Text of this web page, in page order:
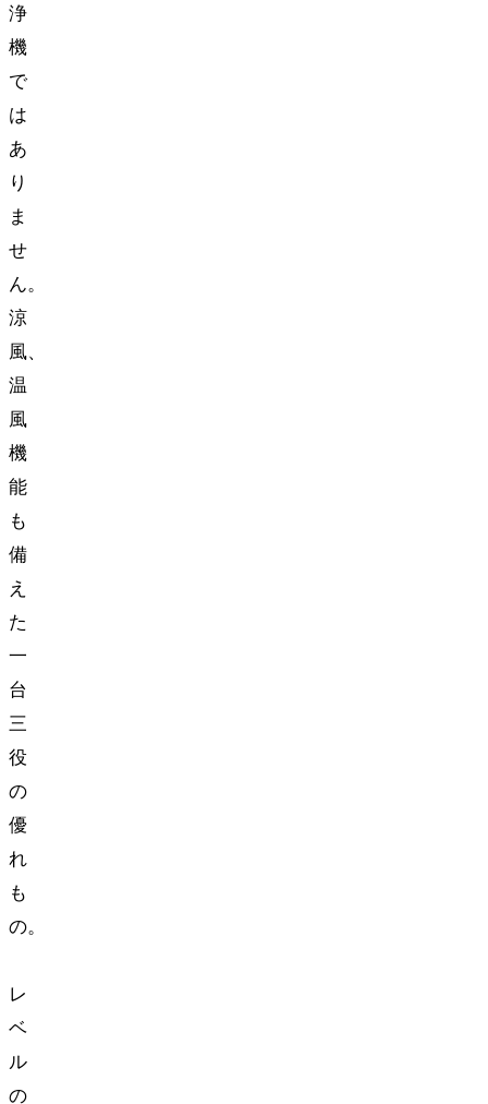
浄
機
で
は
あ
り
ま
せ
ん。
涼
風、
温
風
機
能
も
備
え
た
一
台
三
役
の
優
れ
も
の。
レ
ベ
ル
の